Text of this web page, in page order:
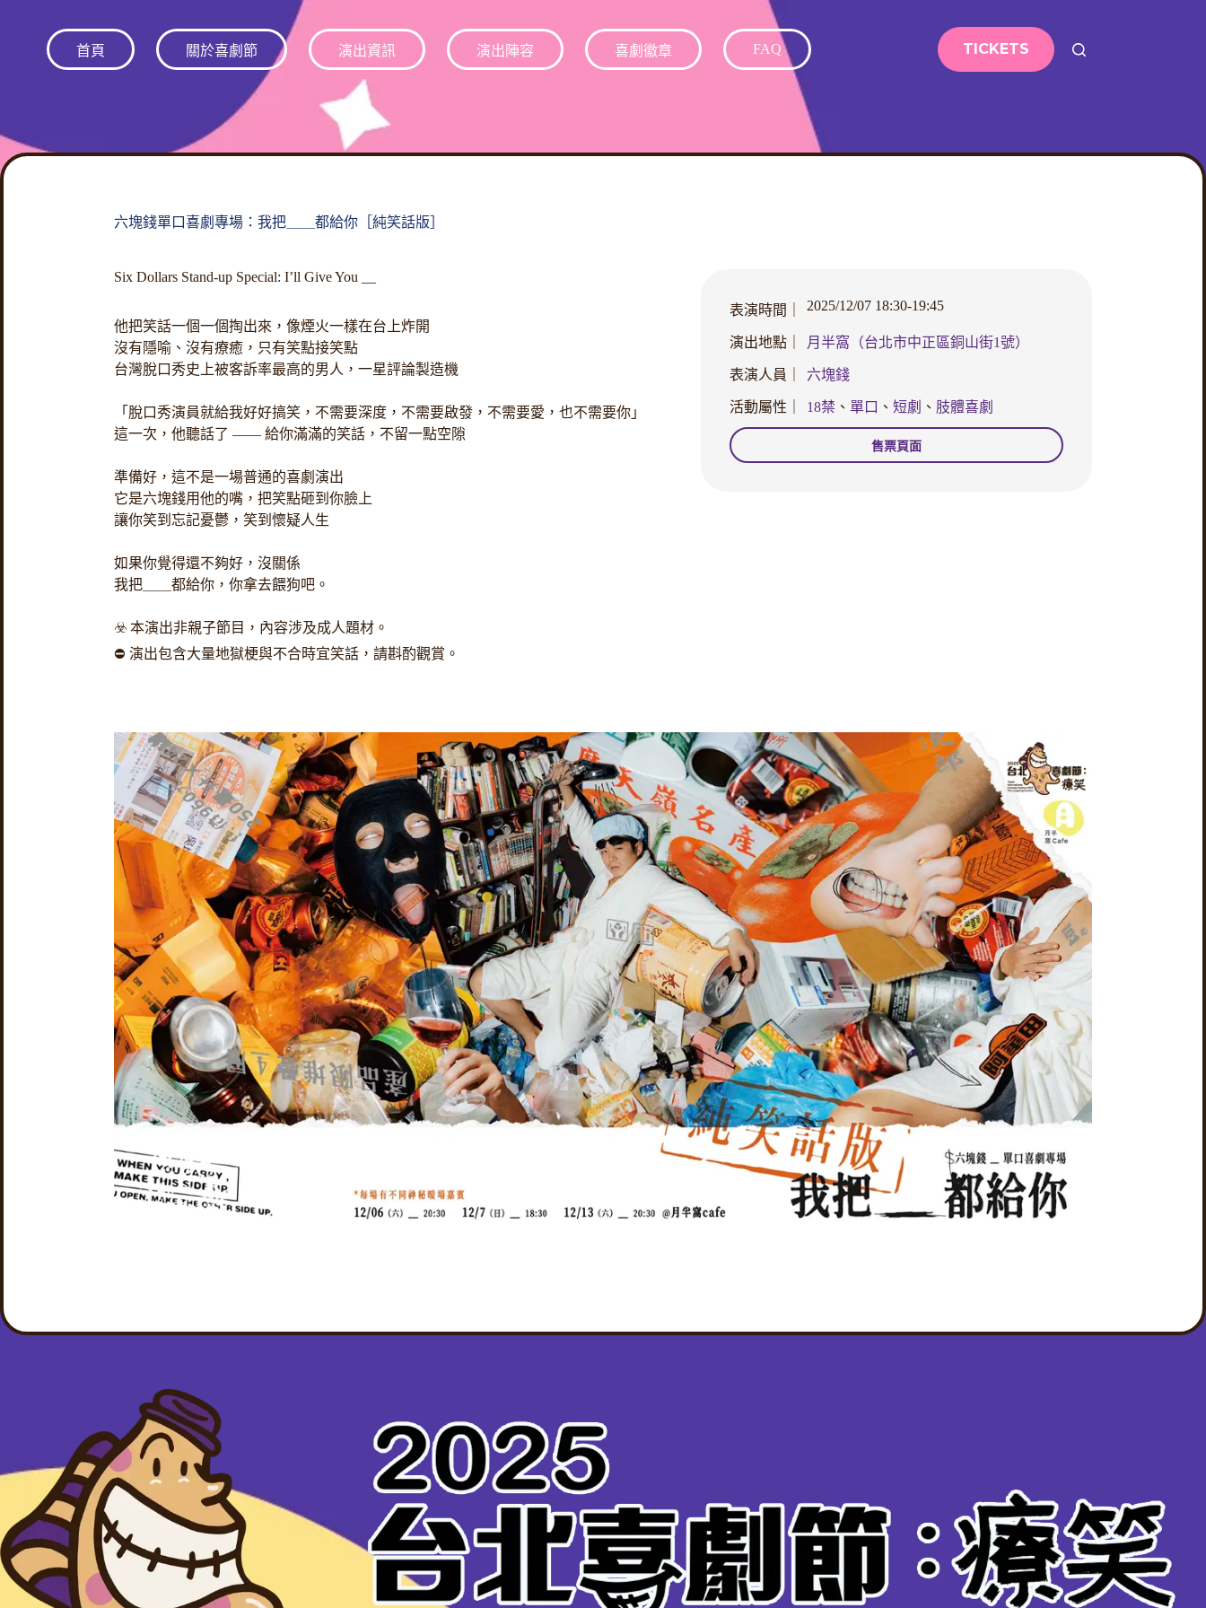
首頁 關於喜劇節 演出資訊 演出陣容 喜劇徽章 FAQ TICKETS
六塊錢單口喜劇專場：我把＿＿都給你［純笑話版］
Six Dollars Stand-up Special: I’ll Give You __
他把笑話一個一個掏出來，像煙火一樣在台上炸開
沒有隱喻、沒有療癒，只有笑點接笑點
台灣脫口秀史上被客訴率最高的男人，一星評論製造機
「脫口秀演員就給我好好搞笑，不需要深度，不需要啟發，不需要愛，也不需要你」
這一次，他聽話了 —— 給你滿滿的笑話，不留一點空隙
準備好，這不是一場普通的喜劇演出
它是六塊錢用他的嘴，把笑點砸到你臉上
讓你笑到忘記憂鬱，笑到懷疑人生
如果你覺得還不夠好，沒關係
我把＿＿都給你，你拿去餵狗吧。
☣️ 本演出非親子節目，內容涉及成人題材。
⛔ 演出包含大量地獄梗與不合時宜笑話，請斟酌觀賞。
表演時間｜ 2025/12/07 18:30-19:45
演出地點｜ 月半窩（台北市中正區銅山街1號）
表演人員｜ 六塊錢
活動屬性｜ 18禁 、 單口 、 短劇 、 肢體喜劇
售票頁面